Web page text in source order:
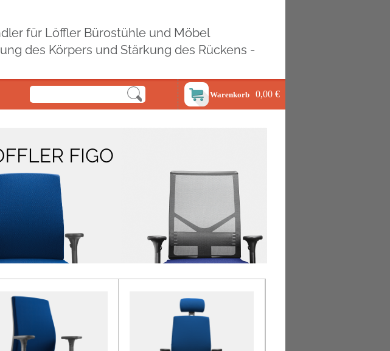
für Löffler Bürostühle und Möbel
des Körpers und Stärkung des Rückens -
Warenkorb 0,00 €